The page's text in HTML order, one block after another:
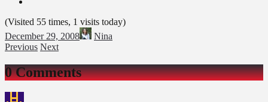
(Visited 55 times, 1 visits today)
December 29, 2008
Nina
Previous Next
0 Comments